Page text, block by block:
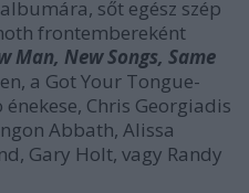
sőt egész szép
frontembereként
Man, New Songs, Same
a Got Your Tongue-
Chris Georgiadis
Abbath, Alissa
Gary Holt, vagy Randy